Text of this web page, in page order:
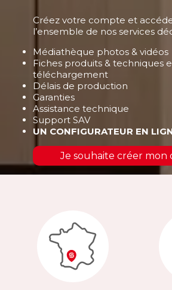
Créez votre compte et
l’ensemble de nos services
Médiathèque photos & vidéos
Fiches produits & techniques
téléchargement
Délais de production
Garanties
Assistance technique
Support SAV
UN CONFIGURATEUR EN
Je souhaite créer mon